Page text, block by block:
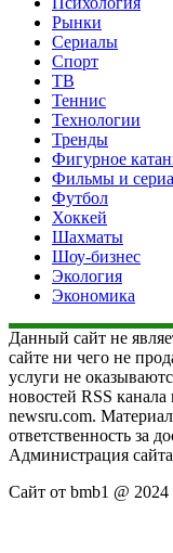
Рынки
Сериалы
Спорт
ТВ
Теннис
Технологии
Тренды
Фигурное
Фильмы и
Футбол
Хоккей
Шахматы
Шоу-бизнес
Экология
Экономика
Данный сайт не
сайте ни чего не
услуги не
новостей RSS
newsru.com.
ответственность за
Администрация сайта
Сайт от bmb1 @ 2024